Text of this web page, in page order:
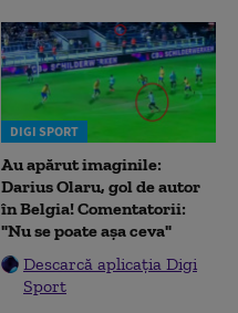
DIGI SPORT
Au apărut imaginile:
Darius Olaru, gol de autor
în Belgia! Comentatorii:
"Nu se poate așa ceva"
Descarcă aplicația Digi
Sport